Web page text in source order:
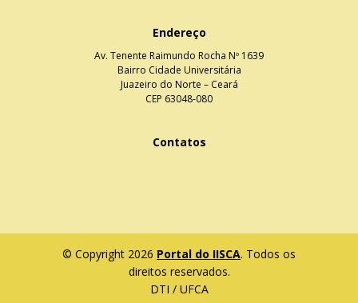
Endereço
Av. Tenente Raimundo Rocha Nº 1639
Bairro Cidade Universitária
Juazeiro do Norte – Ceará
CEP 63048-080
Contatos
© Copyright 2026 Portal do IISCA. Todos os
direitos reservados.
DTI / UFCA